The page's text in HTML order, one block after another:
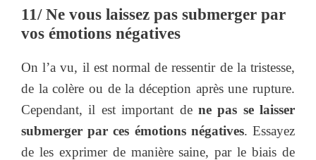
11/ Ne vous laissez pas submerger par
vos émotions négatives
On l’a vu, il est normal de ressentir de la tristesse,
de la colère ou de la déception après une rupture.
Cependant, il est important de ne pas se laisser
submerger par ces émotions négatives. Essayez
de les exprimer de manière saine, par le biais de